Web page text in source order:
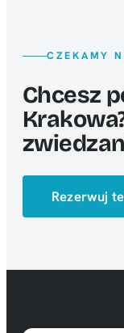
CZEKAMY
Chcesz
Rezerwuj